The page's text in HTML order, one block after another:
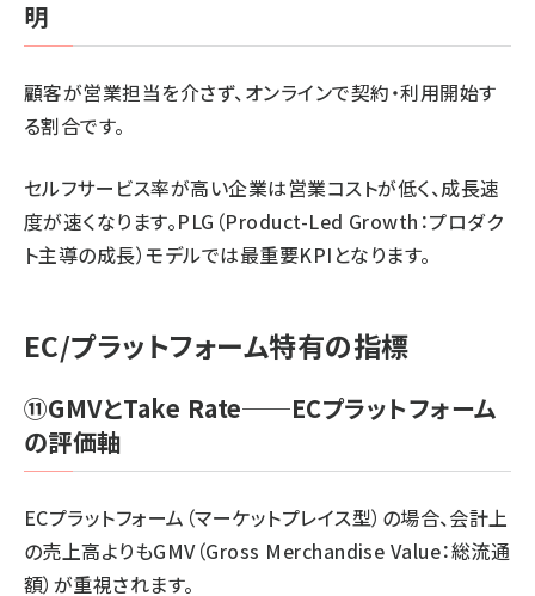
明
顧客が営業担当を介さず、オンラインで契約・利用開始す
る割合です。
セルフサービス率が高い企業は営業コストが低く、成長速
度が速くなります。PLG（Product-Led Growth：プロダク
ト主導の成長）モデルでは最重要KPIとなります。
EC/プラットフォーム特有の指標
⑪GMVとTake Rate──ECプラットフォーム
の評価軸
ECプラットフォーム（マーケットプレイス型）の場合、会計上
の売上高よりもGMV（Gross Merchandise Value：総流通
額）が重視されます。